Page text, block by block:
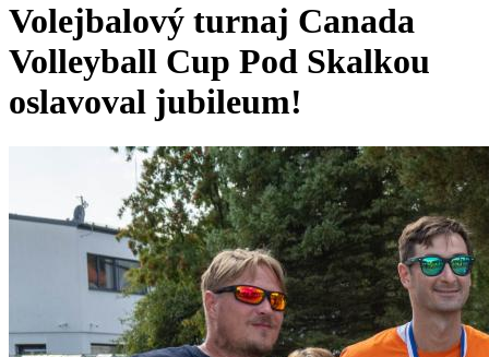
Volejbalový turnaj Canada
Volleyball Cup Pod Skalkou
oslavoval jubileum!